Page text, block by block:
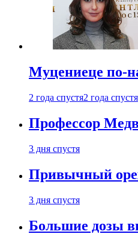
Муцениеце по-
2 года спустя2 года спустя
Профессор
3 дня спустя
Привычный
3 дня спустя
Большие дозы